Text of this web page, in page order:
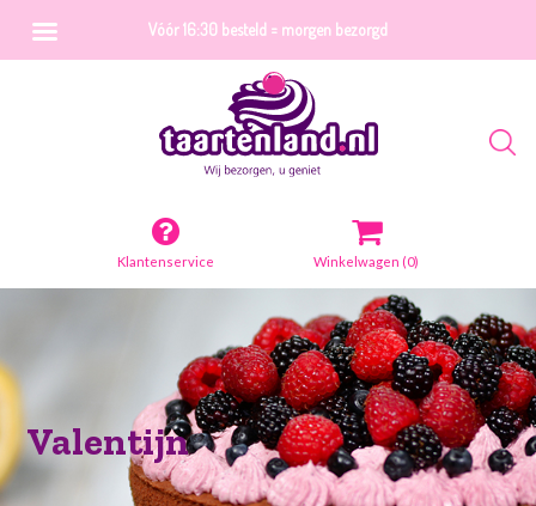
Klantenservice Winkelwagen (0)
Valentijn
Vóór 16:30 besteld = morgen bezorgd